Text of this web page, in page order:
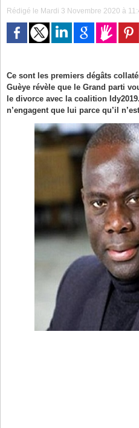
Rédigé le Mardi 3 Novembre 2020 à
Ce sont les premiers dégâts
Guèye révèle que le Grand parti
le divorce avec la coalition
n’engagent que lui parce qu’il